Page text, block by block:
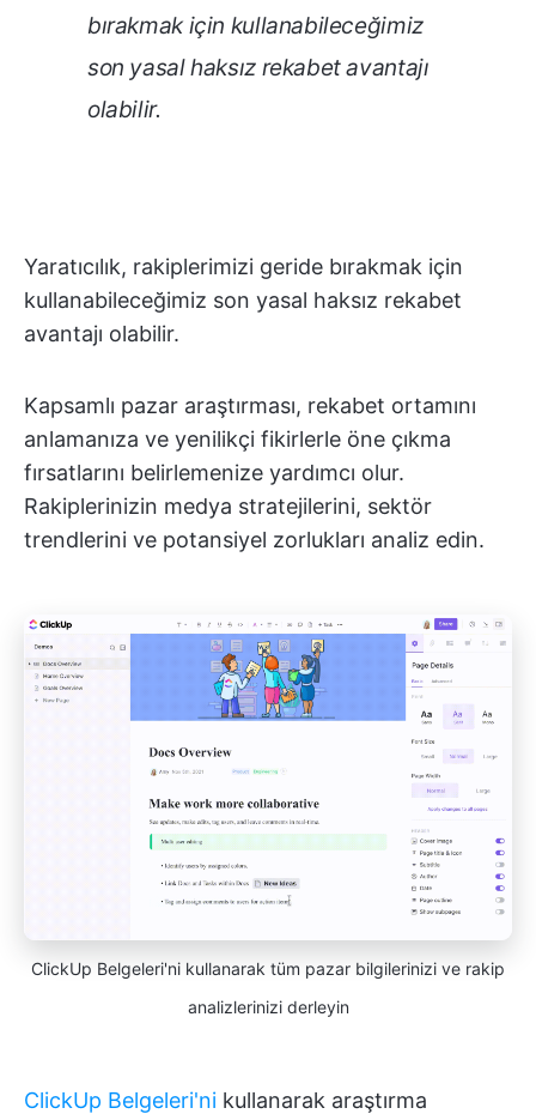
bırakmak için kullanabileceğimiz
son yasal haksız rekabet avantajı
olabilir.
Yaratıcılık, rakiplerimizi geride bırakmak için
kullanabileceğimiz son yasal haksız rekabet
avantajı olabilir.
Kapsamlı pazar araştırması, rekabet ortamını
anlamanıza ve yenilikçi fikirlerle öne çıkma
fırsatlarını belirlemenize yardımcı olur.
Rakiplerinizin medya stratejilerini, sektör
trendlerini ve potansiyel zorlukları analiz edin.
ClickUp Belgeleri'ni kullanarak tüm pazar bilgilerinizi ve rakip
analizlerinizi derleyin
ClickUp Belgeleri'ni kullanarak araştırma